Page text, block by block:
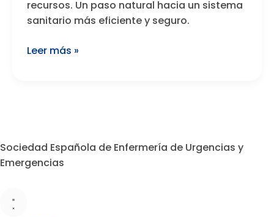
recursos. Un paso natural hacia un sistema
sanitario más eficiente y seguro.
Leer más »
Sociedad Española de Enfermería de Urgencias y
Emergencias